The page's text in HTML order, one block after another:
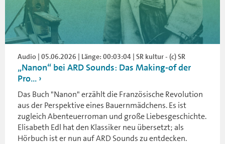
Audio | 05.06.2026 | Länge: 00:03:04 | SR kultur - (c) SR
„Nanon“ bei ARD Sounds: Das Making-of der
Pro...
Das Buch "Nanon" erzählt die Französische Revolution
aus der Perspektive eines Bauernmädchens. Es ist
zugleich Abenteuerroman und große Liebesgeschichte.
Elisabeth Edl hat den Klassiker neu übersetzt; als
Hörbuch ist er nun auf ARD Sounds zu entdecken.